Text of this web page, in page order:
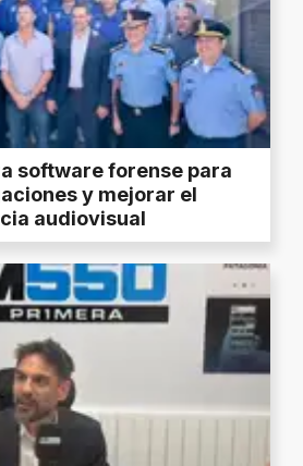
software forense para
y mejorar el
audiovisual